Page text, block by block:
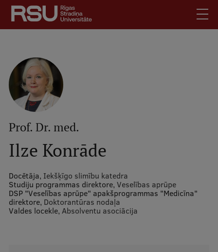
Pārlekt
galveno
saturu
Latviski
Meklēt Mobile
augšējā
izvēlne
Skolēniem
Studentiem
Darba devējiem
Kontakti
Vakances
Prof. Dr. med.
Ilze Konrāde
Docētāja, Iekšķīgo slimību katedra
Studiju programmas direktore, Veselības aprūpe
DSP "Veselības aprūpe" apakšprogrammas "Medicīna"
direktore, Doktorantūras nodaļa
Valdes locekle, Absolventu asociācija